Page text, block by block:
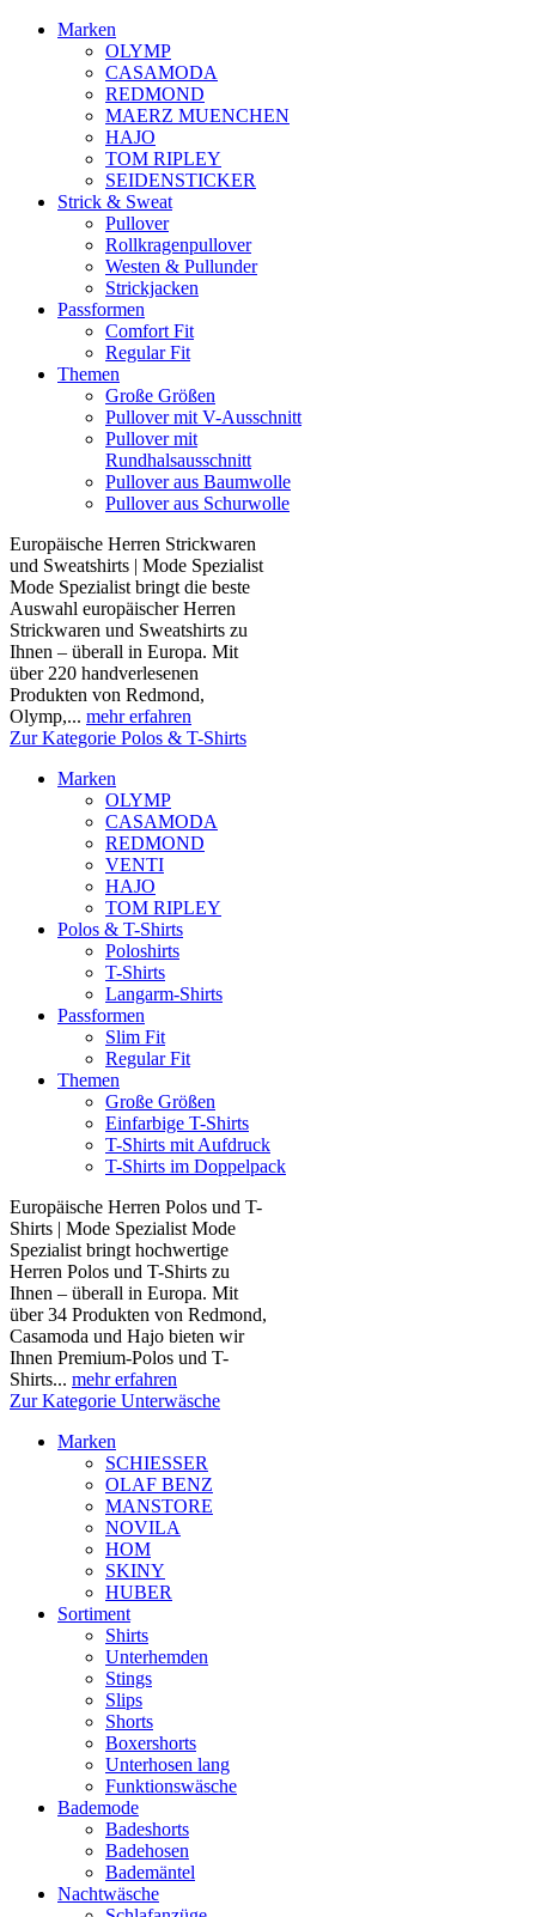
Marken
OLYMP
CASAMODA
REDMOND
MAERZ MUENCHEN
HAJO
TOM RIPLEY
SEIDENSTICKER
Strick & Sweat
Pullover
Rollkragenpullover
Westen & Pullunder
Strickjacken
Passformen
Comfort Fit
Regular Fit
Themen
Große Größen
Pullover mit V-Ausschnitt
Pullover mit
Rundhalsausschnitt
Pullover aus Baumwolle
Pullover aus Schurwolle
Europäische Herren Strickwaren
und Sweatshirts | Mode Spezialist
Mode Spezialist bringt die beste
Auswahl europäischer Herren
Strickwaren und Sweatshirts zu
Ihnen – überall in Europa. Mit
über 220 handverlesenen
Produkten von Redmond,
Olymp,... mehr erfahren
Zur Kategorie Polos & T-Shirts
Marken
OLYMP
CASAMODA
REDMOND
VENTI
HAJO
TOM RIPLEY
Polos & T-Shirts
Poloshirts
T-Shirts
Langarm-Shirts
Passformen
Slim Fit
Regular Fit
Themen
Große Größen
Einfarbige T-Shirts
T-Shirts mit Aufdruck
T-Shirts im Doppelpack
Europäische Herren Polos und T-
Shirts | Mode Spezialist Mode
Spezialist bringt hochwertige
Herren Polos und T-Shirts zu
Ihnen – überall in Europa. Mit
über 34 Produkten von Redmond,
Casamoda und Hajo bieten wir
Ihnen Premium-Polos und T-
Shirts... mehr erfahren
Zur Kategorie Unterwäsche
Marken
SCHIESSER
OLAF BENZ
MANSTORE
NOVILA
HOM
SKINY
HUBER
Sortiment
Shirts
Unterhemden
Stings
Slips
Shorts
Boxershorts
Unterhosen lang
Funktionswäsche
Bademode
Badeshorts
Badehosen
Bademäntel
Nachtwäsche